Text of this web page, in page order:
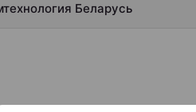
Беларусь